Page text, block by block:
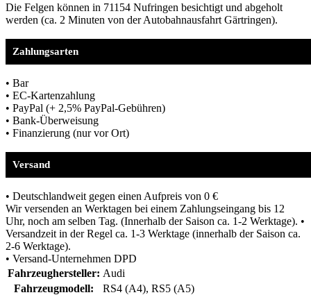
Die Felgen können in 71154 Nufringen besichtigt und abgeholt
werden (ca. 2 Minuten von der Autobahnausfahrt Gärtringen).
Zahlungsarten
• Bar
• EC-Kartenzahlung
• PayPal (+ 2,5% PayPal-Gebühren)
• Bank-Überweisung
• Finanzierung (nur vor Ort)
Versand
• Deutschlandweit gegen einen Aufpreis von 0 €
Wir versenden an Werktagen bei einem Zahlungseingang bis 12
Uhr, noch am selben Tag. (Innerhalb der Saison ca. 1-2 Werktage). •
Versandzeit in der Regel ca. 1-3 Werktage (innerhalb der Saison ca.
2-6 Werktage).
• Versand-Unternehmen DPD
Fahrzeughersteller: Audi
Fahrzeugmodell:
RS4 (A4), RS5 (A5)